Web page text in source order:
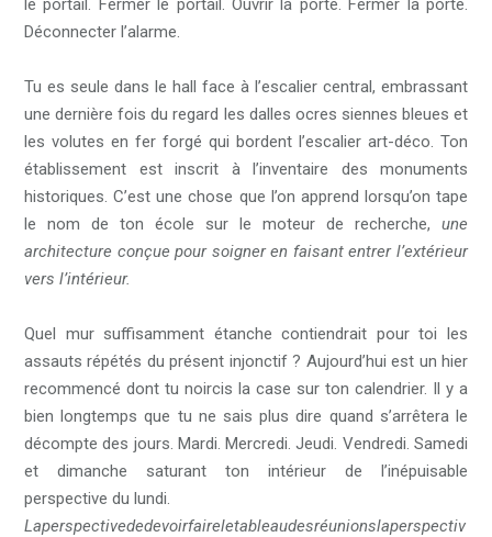
le portail. Fermer le portail. Ouvrir la porte. Fermer la porte.
Déconnecter l’alarme.
Tu es seule dans le hall face à l’escalier central, embrassant
une dernière fois du regard les dalles ocres siennes bleues et
les volutes en fer forgé qui bordent l’escalier art-déco. Ton
établissement est inscrit à l’inventaire des monuments
historiques. C’est une chose que l’on apprend lorsqu’on tape
le nom de ton école sur le moteur de recherche, une
architecture conçue pour soigner en faisant entrer l’extérieur
vers l’intérieur.
Quel mur suffisamment étanche contiendrait pour toi les
assauts répétés du présent injonctif ? Aujourd’hui est un hier
recommencé dont tu noircis la case sur ton calendrier. Il y a
bien longtemps que tu ne sais plus dire quand s’arrêtera le
décompte des jours. Mardi. Mercredi. Jeudi. Vendredi. Samedi
et dimanche saturant ton intérieur de l’inépuisable
perspective du lundi.
Laperspectivededevoirfaireletableaudesréunionslaperspectiv